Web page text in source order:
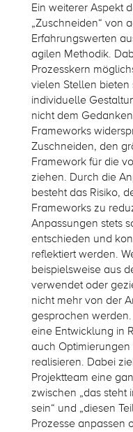
Ein weiterer Aspekt
„Zuschneiden“ von
Erfahrungswerten
agilen Methodik.
Prozesskern
vielen Stellen bieten
individuelle
nicht dem
Frameworks
Zuschneiden, den
Framework für die
ziehen. Durch die
besteht das Risiko,
Frameworks zu
Anpassungen stets
entschieden und
reflektiert werden.
beispielsweise aus
verwendet oder
nicht mehr von der
gesprochen
eine Entwicklung in
auch
realisieren. Dabei
Projektteam eine
zwischen „das steht
sein“ und „diesen
Prozesse anpassen